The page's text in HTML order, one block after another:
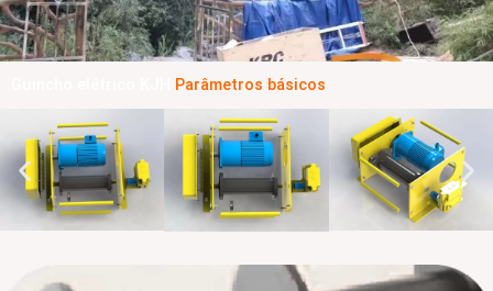
Parâmetros básicos